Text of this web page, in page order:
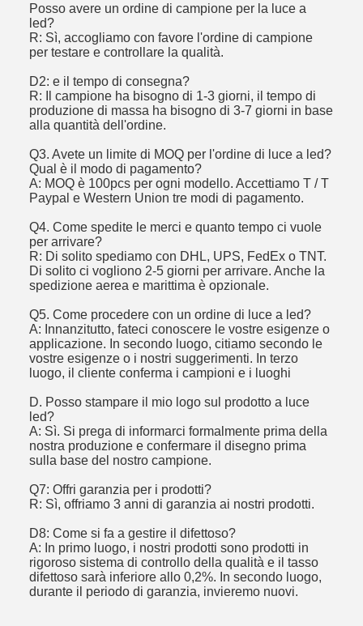
Posso avere un ordine di campione per la luce a
led?
R: Sì, accogliamo con favore l'ordine di campione
per testare e controllare la qualità.
D2: e il tempo di consegna?
R: Il campione ha bisogno di 1-3 giorni, il tempo di
produzione di massa ha bisogno di 3-7 giorni in base
alla quantità dell'ordine.
Q3. Avete un limite di MOQ per l'ordine di luce a led?
Qual è il modo di pagamento?
A: MOQ è 100pcs per ogni modello. Accettiamo T / T
Paypal e Western Union tre modi di pagamento.
Q4. Come spedite le merci e quanto tempo ci vuole
per arrivare?
R: Di solito spediamo con DHL, UPS, FedEx o TNT.
Di solito ci vogliono 2-5 giorni per arrivare. Anche la
spedizione aerea e marittima è opzionale.
Q5. Come procedere con un ordine di luce a led?
A: Innanzitutto, fateci conoscere le vostre esigenze o
applicazione. In secondo luogo, citiamo secondo le
vostre esigenze o i nostri suggerimenti. In terzo
luogo, il cliente conferma i campioni e i luoghi
D. Posso stampare il mio logo sul prodotto a luce
led?
A: Sì. Si prega di informarci formalmente prima della
nostra produzione e confermare il disegno prima
sulla base del nostro campione.
Q7: Offri garanzia per i prodotti?
R: Sì, offriamo 3 anni di garanzia ai nostri prodotti.
D8: Come si fa a gestire il difettoso?
A: In primo luogo, i nostri prodotti sono prodotti in
rigoroso sistema di controllo della qualità e il tasso
difettoso sarà inferiore allo 0,2%. In secondo luogo,
durante il periodo di garanzia, invieremo nuovi.